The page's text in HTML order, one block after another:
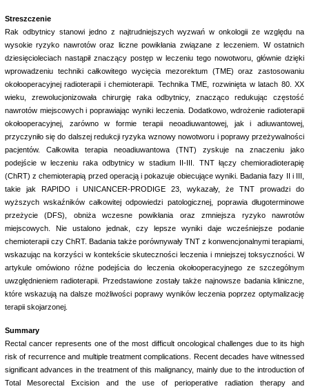
Streszczenie
Rak odbytnicy stanowi jedno z najtrudniejszych wyzwań w onkologii ze względu na
wysokie ryzyko nawrotów oraz liczne powikłania związane z leczeniem. W ostatnich
dziesięcioleciach nastąpił znaczący postęp w leczeniu tego nowotworu, głównie dzięki
wprowadzeniu techniki całkowitego wycięcia mezorektum (TME) oraz zastosowaniu
okołooperacyjnej radioterapii i chemioterapii. Technika TME, rozwinięta w latach 80. XX
wieku, zrewolucjonizowała chirurgię raka odbytnicy, znacząco redukując częstość
nawrotów miejscowych i poprawiając wyniki leczenia. Dodatkowo, wdrożenie radioterapii
okołooperacyjnej, zarówno w formie terapii neoadiuwantowej, jak i adiuwantowej,
przyczyniło się do dalszej redukcji ryzyka wznowy nowotworu i poprawy przeżywalności
pacjentów. Całkowita terapia neoadiuwantowa (TNT) zyskuje na znaczeniu jako
podejście w leczeniu raka odbytnicy w stadium II-III. TNT łączy chemioradioterapię
(ChRT) z chemioterapią przed operacją i pokazuje obiecujące wyniki. Badania fazy II i III,
takie jak RAPIDO i UNICANCER-PRODIGE 23, wykazały, że TNT prowadzi do
wyższych wskaźników całkowitej odpowiedzi patologicznej, poprawia długoterminowe
przeżycie (DFS), obniża wczesne powikłania oraz zmniejsza ryzyko nawrotów
miejscowych. Nie ustalono jednak, czy lepsze wyniki daje wcześniejsze podanie
chemioterapii czy ChRT. Badania także porównywały TNT z konwencjonalnymi terapiami,
wskazując na korzyści w kontekście skuteczności leczenia i mniejszej toksyczności. W
artykule omówiono różne podejścia do leczenia okołooperacyjnego ze szczególnym
uwzględnieniem radioterapii. Przedstawione zostały także najnowsze badania kliniczne,
które wskazują na dalsze możliwości poprawy wyników leczenia poprzez optymalizację
terapii skojarzonej.
Summary
Rectal cancer represents one of the most difficult oncological challenges due to its high
risk of recurrence and multiple treatment complications. Recent decades have witnessed
significant advances in the treatment of this malignancy, mainly due to the introduction of
Total Mesorectal Excision and the use of perioperative radiation therapy and